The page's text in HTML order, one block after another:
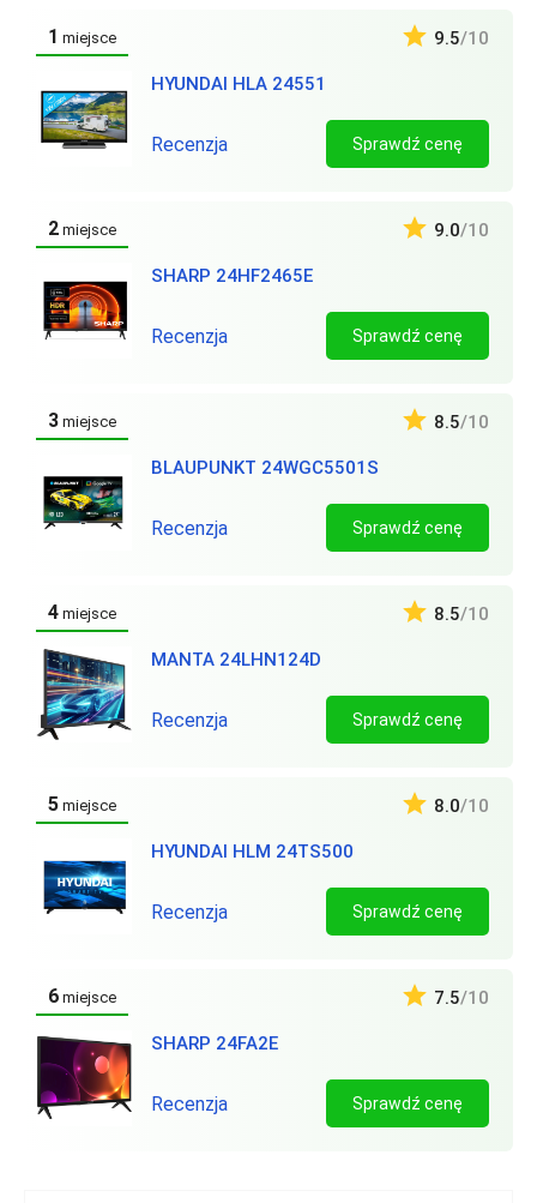
1 miejsce
HYUNDAI HLA 24551
9.5/10
Recenzja Sprawdź cenę
2 miejsce
SHARP 24HF2465E
9.0/10
Recenzja Sprawdź cenę
3 miejsce
BLAUPUNKT 24WGC5501S
8.5/10
Recenzja Sprawdź cenę
4 miejsce
MANTA 24LHN124D
8.5/10
Recenzja Sprawdź cenę
5 miejsce
HYUNDAI HLM 24TS500
8.0/10
Recenzja Sprawdź cenę
6 miejsce
SHARP 24FA2E
7.5/10
Recenzja Sprawdź cenę